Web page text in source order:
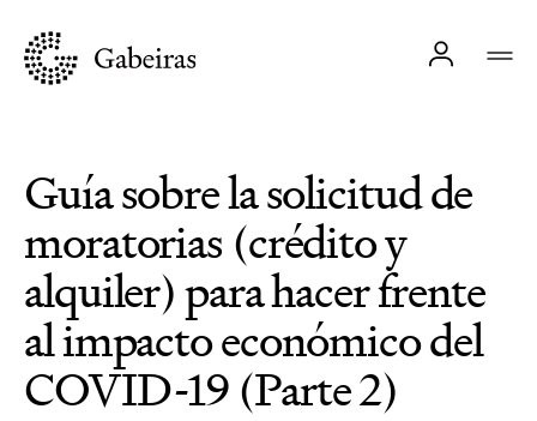
Guía sobre la solicitud de
moratorias (crédito y
alquiler) para hacer frente
al impacto económico del
COVID-19 (Parte 2)